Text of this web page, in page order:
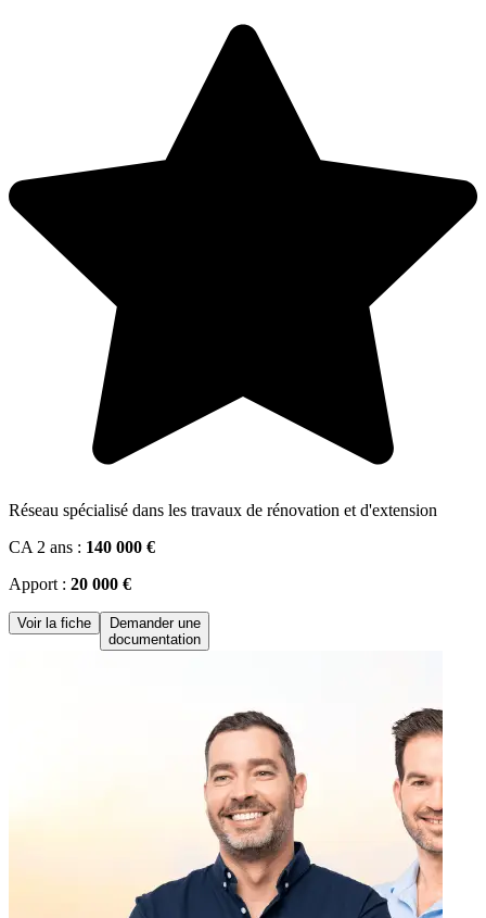
Réseau spécialisé dans les travaux de rénovation et d'extension
CA 2 ans : 140 000 €
Apport : 20 000 €
Voir la fiche
Demander une
documentation